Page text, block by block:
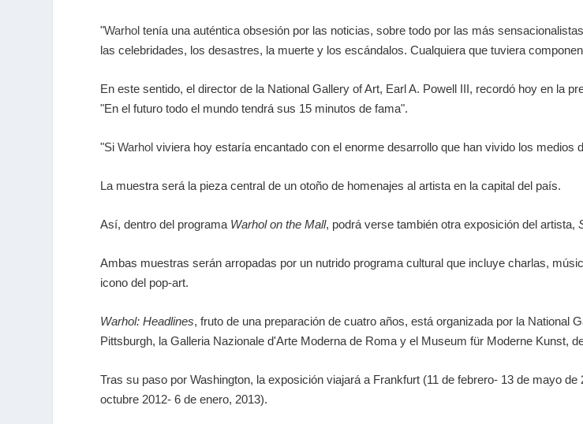
"Warhol tenía una auténtica obsesión por las noticias, sobre todo por las más
las celebridades, los desastres, la muerte y los escándalos. Cualquiera que tuviera
En este sentido, el director de la National Gallery of Art, Earl A. Powell III, recordó hoy en la
"En el futuro todo el mundo tendrá sus 15 minutos de fama".
"SiWarhol viviera hoy estaría encantado con el enorme desarrollo que han vivido los
La muestra será la pieza central de un otoño de homenajes al artista en la capital del país.
Así, dentro del programa Warhol on the Mall, podrá verse también otra exposición del artista,
Ambas muestras serán arropadas por un nutrido programa cultural que incluye charlas,
icono del pop-art.
Warhol: Headlines, fruto de una preparación de cuatro años, está organizada por la National
Pittsburgh, la Galleria Nazionale d'Arte Moderna de Roma y el Museum für Moderne Kunst,
Tras su paso por Washington, la exposición viajará a Frankfurt (11 de febrero- 13 de mayo
octubre 2012- 6 de enero, 2013).